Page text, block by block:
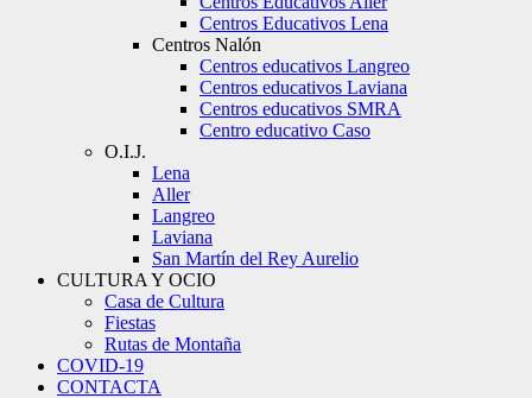
Centros Educativos Lena
Centros Nalón
Centros educativos Langreo
Centros educativos Laviana
Centros educativos SMRA
Centro educativo Caso
O.I.J.
Lena
Aller
Langreo
Laviana
San Martín del Rey Aurelio
CULTURA Y OCIO
Casa de Cultura
Fiestas
Rutas de Montaña
COVID-19
CONTACTA